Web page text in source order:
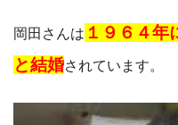
岡田さんは １９６４年
と結婚されています。